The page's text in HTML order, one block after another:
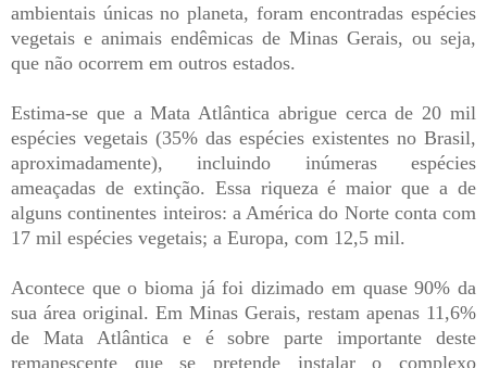
ambientais únicas no planeta, foram encontradas espécies
vegetais e animais endêmicas de Minas Gerais, ou seja,
que não ocorrem em outros estados.
Estima-se que a Mata Atlântica abrigue cerca de 20 mil
espécies vegetais (35% das espécies existentes no Brasil,
aproximadamente), incluindo inúmeras espécies
ameaçadas de extinção. Essa riqueza é maior que a de
alguns continentes inteiros: a América do Norte conta com
17 mil espécies vegetais; a Europa, com 12,5 mil.
Acontece que o bioma já foi dizimado em quase 90% da
sua área original. Em Minas Gerais, restam apenas 11,6%
de Mata Atlântica e é sobre parte importante deste
remanescente que se pretende instalar o complexo